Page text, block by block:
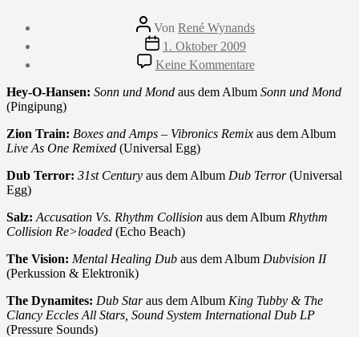
Beitragsautor
Von René Wynands
Veröffentlichungsdatum
1. Oktober 2009
Keine Kommentarezu
Dubmix
zur
Oktober
Hey-O-Hansen: Sonn und Mond aus dem Album Sonn und Mond
(Pingipung)
Zion Train: Boxes and Amps – Vibronics Remix aus dem Album
Live As One Remixed (Universal Egg)
Dub Terror: 31st Century aus dem Album Dub Terror(Universal
Egg)
Salz: Accusation Vs. Rhythm Collision aus dem Album Rhythm
Collision Re>loaded (Echo Beach)
The Vision: Mental Healing Dub aus dem Album Dubvision II
(Perkussion & Elektronik)
The Dynamites: Dub Staraus dem Album King Tubby & The
Clancy Eccles All Stars, Sound System International Dub LP
(Pressure Sounds)